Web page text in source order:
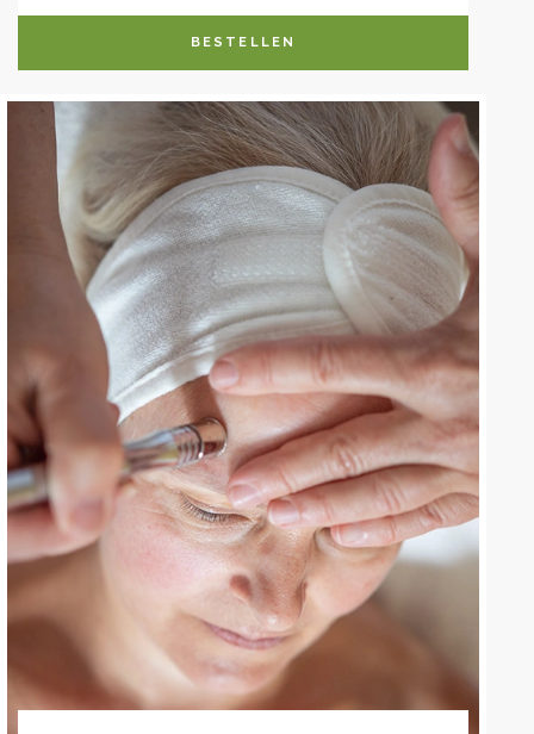
BESTELLEN